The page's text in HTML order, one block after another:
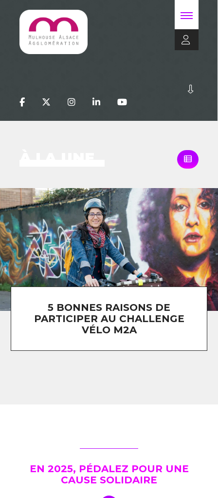
5 BONNES RAISONS DE
PARTICIPER AU CHALLENGE
VÉLO M2A
EN 2025, PÉDALEZ POUR UNE
CAUSE SOLIDAIRE